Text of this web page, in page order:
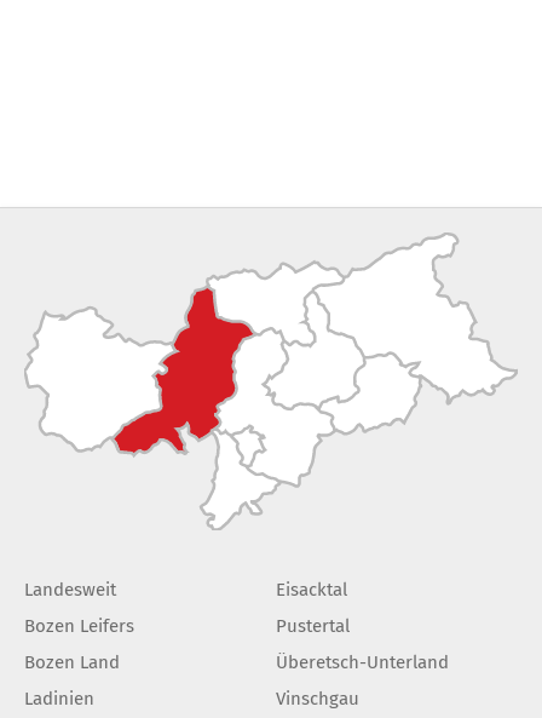
Landesweit
Bozen Leifers
Bozen Land
Ladinien
Eisacktal
Pustertal
Überetsch-Unterland
Vinschgau